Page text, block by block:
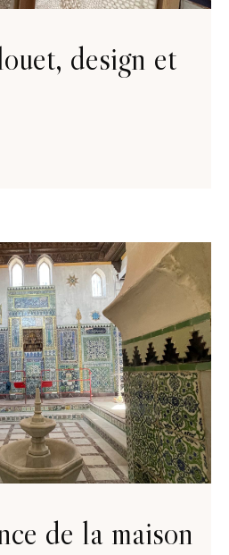
design et
de la maison